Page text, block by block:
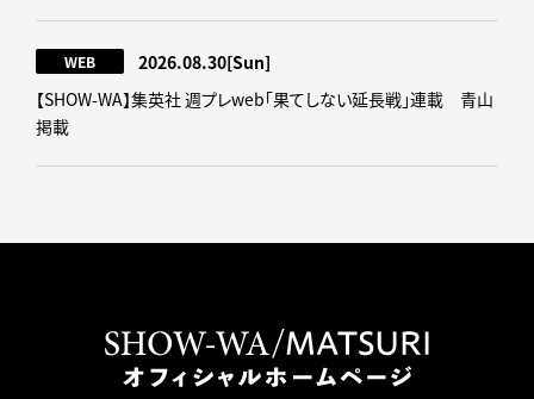
WEB 2026.08.30[Sun]
【SHOW-WA】集英社 週プレweb｢果てしない延長戦｣連載 青山
掲載